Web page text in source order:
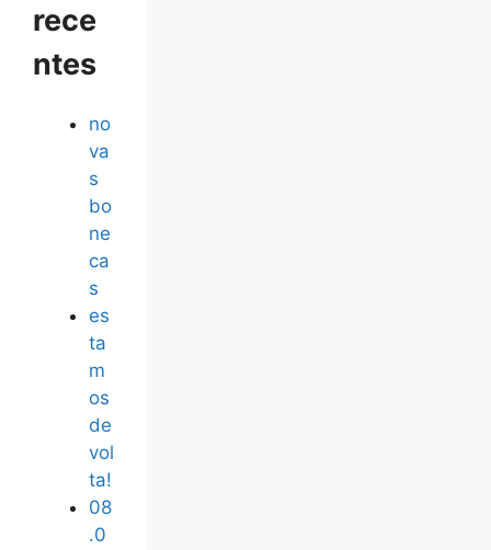
rece
ntes
no
va
s
bo
ne
ca
s
es
ta
m
os
de
vol
ta!
08
.0